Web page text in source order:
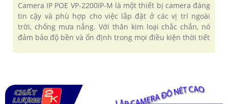
Camera IP POE VP-2200IP-M là một thiết bị camera đáng
tin cậy và phù hợp cho việc lắp đặt ở các vị trí ngoài
trời, chống mưa nắng. Với thân kim loại chắc chắn, nó
đảm bảo độ bền và ổn định trong mọi điều kiện thời tiết